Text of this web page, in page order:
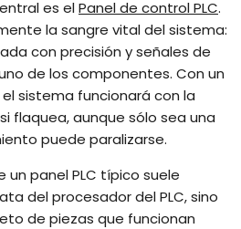
es elPanel de control PLC.
la sangre vital del sistema:
con precisión y señales de
de los componentes. Con un
sistema funcionará con la
flaquea, aunque sólo sea una
puede paralizarse.
un panel PLC típico suele
del procesador del PLC, sino
de piezas que funcionan